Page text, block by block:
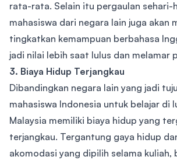
rata-rata. Selain itu pergaulan sehari-
mahasiswa dari negara lain juga akan
tingkatkan kemampuan berbahasa
jadi nilai lebih saat lulus dan melamar
3. Biaya Hidup Terjangkau
Dibandingkan negara lain yang jadi
mahasiswa Indonesia untuk belajar di
Malaysia memiliki biaya hidup yang
terjangkau. Tergantung gaya hidup
akomodasi yang dipilih selama kuliah,